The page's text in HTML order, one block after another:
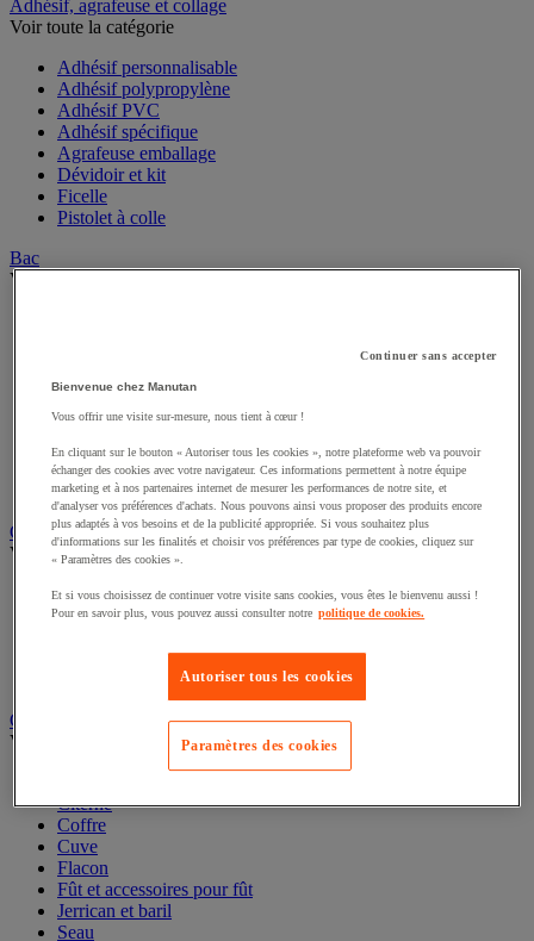
Adhésif, agrafeuse et collage
Adhésif personnalisable
Adhésif polypropylène
Adhésif PVC
Adhésif spécifique
Agrafeuse emballage
Dévidoir et kit
Ficelle
Bac
Bac de rangement
Bac gerbable
Bac norme Europe
Bac pliant
Bac-tiroirs
Rangement pour bacs
Caisse carton, enveloppe et boîte postale
Boîte et tube d'expédition
Caisse-palette carton
Enveloppe et pochette d'expédition
Contenant et fût
Accessoires conteneur
Citerne
Coffre
Cuve
Flacon
Fût et accessoires pour fût
Jerrican et baril
Continuer sans accepter
Bienvenue chez Manutan
Vous offrir une visite sur-mesure, nous tient à cœur !
En cliquant sur le bouton « Autoriser tous les cookies », notre plateforme web va pouvoir
échanger des cookies avec votre navigateur. Ces informations permettent à notre équipe
marketing et à nos partenaires internet de mesurer les performances de notre site, et
d'analyser vos préférences d'achats. Nous pouvons ainsi vous proposer des produits encore
plus adaptés à vos besoins et de la publicité appropriée. Si vous souhaitez plus
d'informations sur les finalités et choisir vos préférences par type de cookies, cliquez sur
« Paramètres des cookies ».
Et si vous choisissez de continuer votre visite sans cookies, vous êtes le bienvenu aussi !
Pour en savoir plus, vous pouvez aussi consulter notre politique de cookies.
Autoriser tous les cookies
Paramètres des cookies